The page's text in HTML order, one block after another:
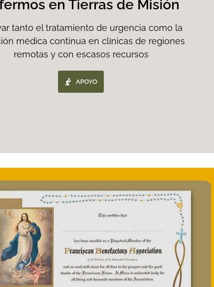
en Tierras de Misión
tanto el tratamiento de urgencia como la
médica continua en clínicas de regiones
remotas y con escasos recursos
APOYO